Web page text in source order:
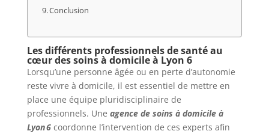
Conclusion
Les différents professionnels de santé au
cœur des soins à domicile à Lyon 6
Lorsqu’une personne âgée ou en perte d’autonomie
reste vivre à domicile, il est essentiel de mettre en
place une équipe pluridisciplinaire de
professionnels. Une agence de soins à domicile à
Lyon 6coordonne l’intervention de ces experts afin